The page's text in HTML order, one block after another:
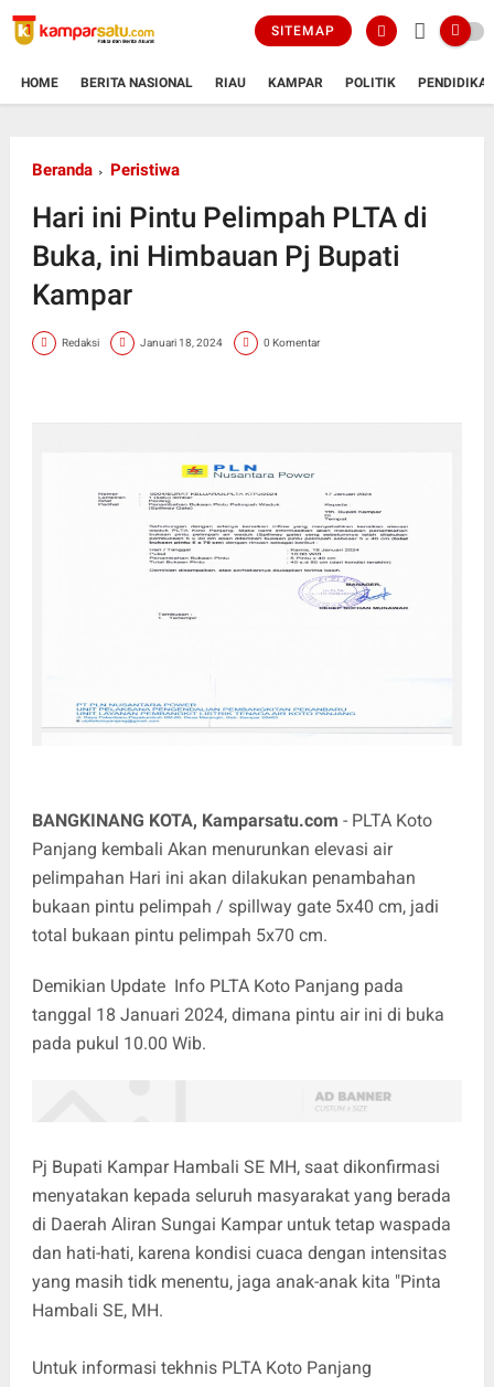
SITEMAP
HOME BERITA NASIONAL RIAU KAMPAR POLITIK
Beranda Peristiwa
Hari ini Pintu Pelimpah PLTA di
Buka, ini Himbauan Pj Bupati
Kampar
Redaksi Januari 18, 2024 0 Komentar
BANGKINANG KOTA, Kamparsatu.com - PLTA Koto
Panjang kembali Akan menurunkan elevasi air
pelimpahan Hari ini akan dilakukan penambahan
bukaan pintu pelimpah / spillway gate 5x40 cm, jadi
total bukaan pintu pelimpah 5x70 cm.
Demikian Update Info PLTA Koto Panjang pada
tanggal 18 Januari 2024, dimana pintu air ini di buka
pada pukul 10.00 Wib.
Pj Bupati Kampar Hambali SE MH, saat dikonfirmasi
menyatakan kepada seluruh masyarakat yang berada
di Daerah Aliran Sungai Kampar untuk tetap waspada
dan hati-hati, karena kondisi cuaca dengan intensitas
yang masih tidk menentu, jaga anak-anak kita "Pinta
Hambali SE, MH.
Untuk informasi tekhnis PLTA Koto Panjang